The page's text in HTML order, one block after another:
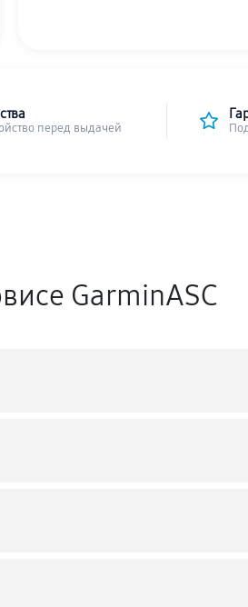
перед выдачей
GarminASC